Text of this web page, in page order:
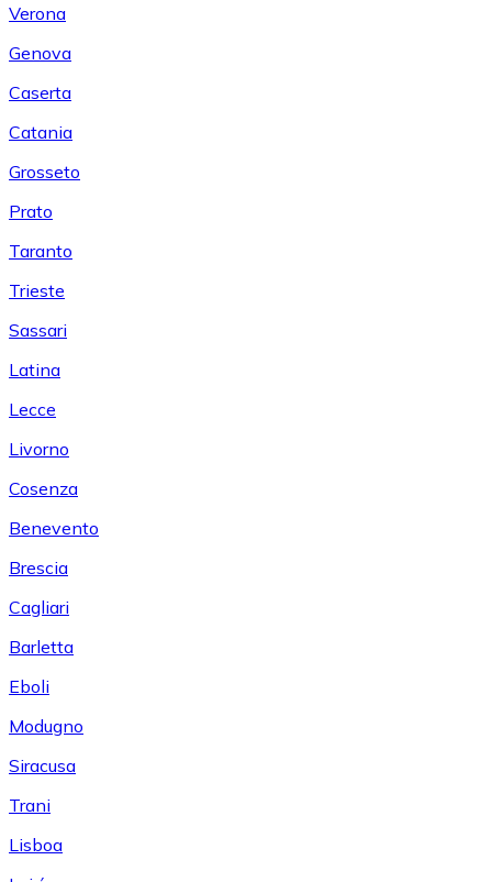
Verona
Genova
Caserta
Catania
Grosseto
Prato
Taranto
Trieste
Sassari
Latina
Lecce
Livorno
Cosenza
Benevento
Brescia
Cagliari
Barletta
Eboli
Modugno
Siracusa
Trani
Lisboa